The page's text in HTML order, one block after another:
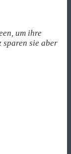
um ihre
sparen sie aber